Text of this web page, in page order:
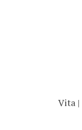
Vita |